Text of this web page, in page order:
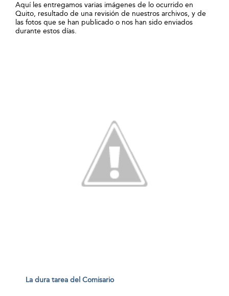
Aquí les entregamos varias imágenes de lo ocurrido en
Quito, resultado de una revisión de nuestros archivos, y de
las fotos que se han publicado o nos han sido enviados
durante estos días.
La dura tarea del Comisario